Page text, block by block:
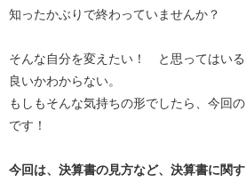
知ったかぶりで終わっていませんか？
そんな自分を変えたい！ と思ってはい
良いかわからない。
もしもそんな気持ちの形でしたら、今回
です！
今回は、決算書の見方など、決算書に関